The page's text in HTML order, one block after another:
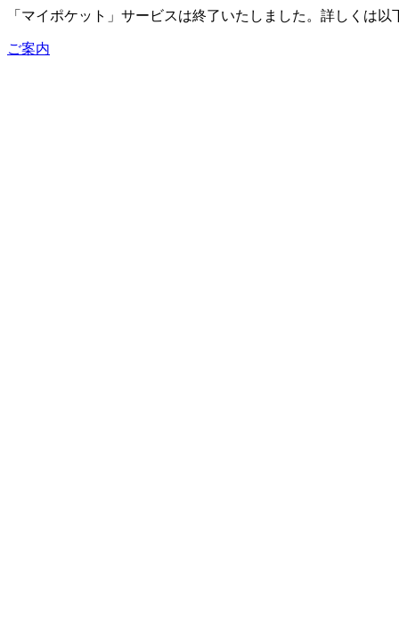
「マイポケット」サービスは終了いたしました。詳しくは
ご案内